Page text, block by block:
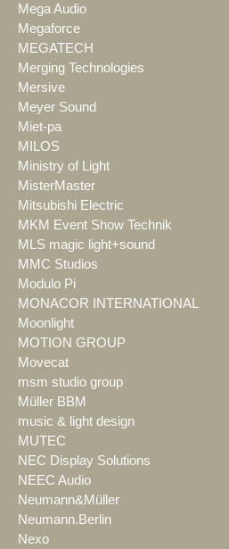
Mega Audio
Megaforce
MEGATECH
Merging Technologies
Mersive
Meyer Sound
Miet-pa
MILOS
Ministry of Light
MisterMaster
Mitsubishi Electric
MKM Event Show Technik
MLS magic light+sound
MMC Studios
Modulo Pi
MONACOR INTERNATIONAL
Moonlight
MOTION GROUP
Movecat
msm studio group
Müller BBM
music & light design
MUTEC
NEC Display Solutions
NEEC Audio
Neumann&Müller
Neumann.Berlin
Nexo